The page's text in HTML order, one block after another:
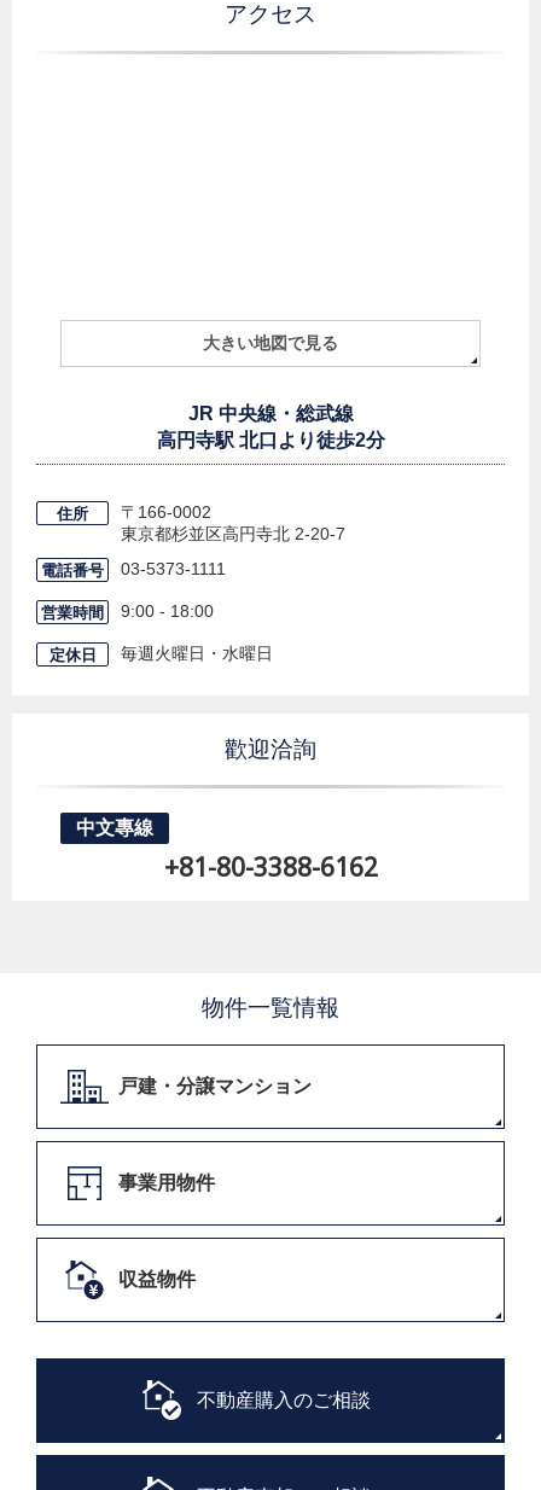
アクセス
大きい地図で見る
JR 中央線・総武線
高円寺駅 北口より徒歩2分
住所
〒166-0002
東京都杉並区高円寺北 2-20-7
電話番号 03-5373-1111
営業時間 9:00 - 18:00
定休日 毎週火曜日・水曜日
歡迎洽詢
中文專線
+81-80-3388-6162
物件一覧情報
戸建・分譲マンション
事業用物件
収益物件
不動産購入のご相談